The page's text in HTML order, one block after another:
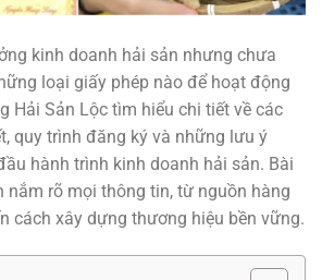
kinh doanh hải sản nhưng chưa
loại giấy phép nào để hoạt động
Hải Sản Lộc tìm hiểu chi tiết về các
quy trình đăng ký và những lưu ý
hành trình kinh doanh hải sản. Bài
nắm rõ mọi thông tin, từ nguồn hàng
cách xây dựng thương hiệu bền vững.